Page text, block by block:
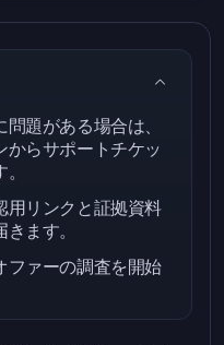
題がある場合は、
からサポートチケッ
用リンクと証拠資料
ます。
ファーの調査を開始